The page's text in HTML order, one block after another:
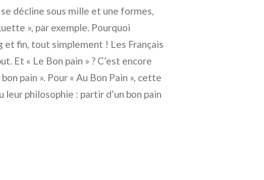
décline sous mille et une formes,
», par exemple. Pourquoi
et fin, tout simplement ! Les Français
Et « Le Bon pain » ? C’est encore
pain ». Pour « Au Bon Pain », cette
philosophie : partir d’un bon pain